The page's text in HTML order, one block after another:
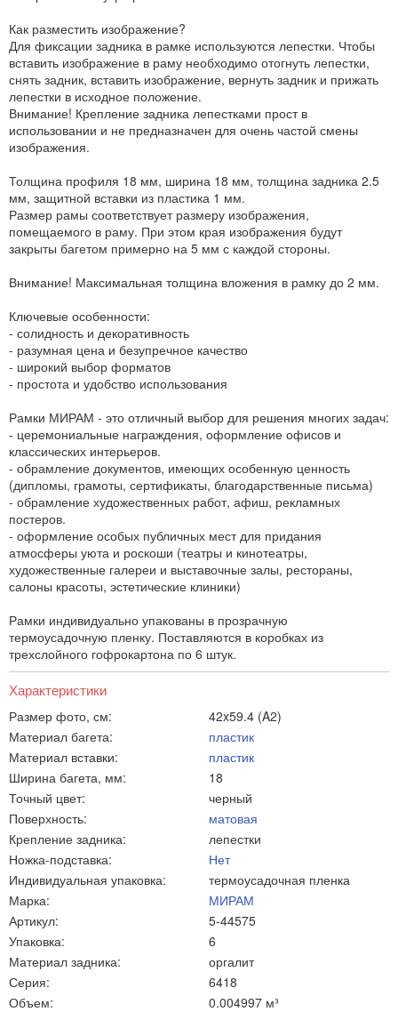
Как разместить изображение?
Для фиксации задника в рамке используются лепестки. Чтобы
вставить изображение в раму необходимо отогнуть лепестки,
снять задник, вставить изображение, вернуть задник и прижать
лепестки в исходное положение.
Внимание! Крепление задника лепестками прост в
использовании и не предназначен для очень частой смены
изображения.
Толщина профиля 18 мм, ширина 18 мм, толщина задника 2.5
мм, защитной вставки из пластика 1 мм.
Размер рамы соответствует размеру изображения,
помещаемого в раму. При этом края изображения будут
закрыты багетом примерно на 5 мм с каждой стороны.
Внимание! Максимальная толщина вложения в рамку до 2 мм.
Ключевые особенности:
- солидность и декоративность
- разумная цена и безупречное качество
- широкий выбор форматов
- простота и удобство использования
Рамки МИРАМ - это отличный выбор для решения многих задач:
- церемониальные награждения, оформление офисов и
классических интерьеров.
- обрамление документов, имеющих особенную ценность
(дипломы, грамоты, сертификаты, благодарственные письма)
- обрамление художественных работ, афиш, рекламных
постеров.
- оформление особых публичных мест для придания
атмосферы уюта и роскоши (театры и кинотеатры,
художественные галереи и выставочные залы, рестораны,
салоны красоты, эстетические клиники)
Рамки индивидуально упакованы в прозрачную
термоусадочную пленку. Поставляются в коробках из
трехслойного гофрокартона по 6 штук.
Характеристики
Размер фото, см:
42x59.4 (A2)
Материал багета:
пластик
Материал вставки:
пластик
Ширина багета, мм:
18
Точный цвет:
черный
Поверхность:
матовая
Крепление задника:
лепестки
Ножка-подставка:
Нет
Индивидуальная упаковка:
термоусадочная пленка
Марка:
МИРАМ
Артикул:
5-44575
Упаковка:
6
Материал задника:
оргалит
Серия:
6418
Объем:
0.004997 м³